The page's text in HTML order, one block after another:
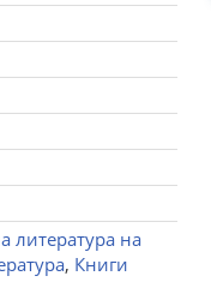
литература на
, Книги